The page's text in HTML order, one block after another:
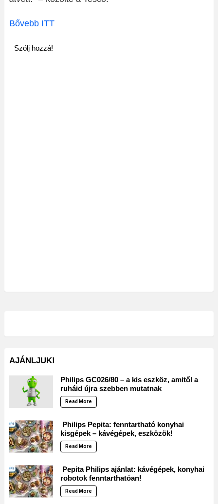
Bővebb ITT
Szólj hozzá!
AJÁNLJUK!
Philips GC026/80 – a kis eszköz, amitől a
ruháid újra szebben mutatnak
Read More
Philips Pepita: fenntartható konyhai
kisgépek – kávégépek, eszközök!
Read More
Pepita Philips ajánlat: kávégépek, konyhai
robotok fenntarthatóan!
Read More